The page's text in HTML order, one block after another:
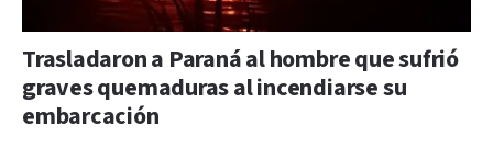
Trasladaron a Paraná al hombre que sufrió
graves quemaduras al incendiarse su
embarcación